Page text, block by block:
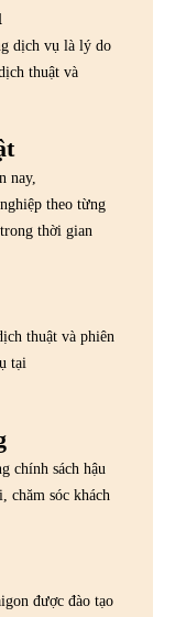
dịch vụ là lý do
thuật và
nay,
theo từng
thời gian
thuật và phiên
tại
chính sách hậu
chăm sóc khách
được đào tạo